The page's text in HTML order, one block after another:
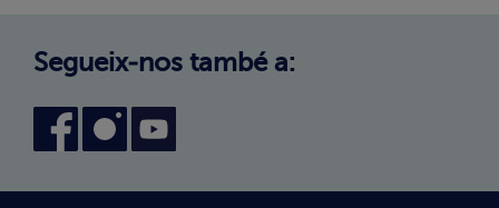
Declaració d'accessibilitat
Política de Galetes
Segueix-nos també a: